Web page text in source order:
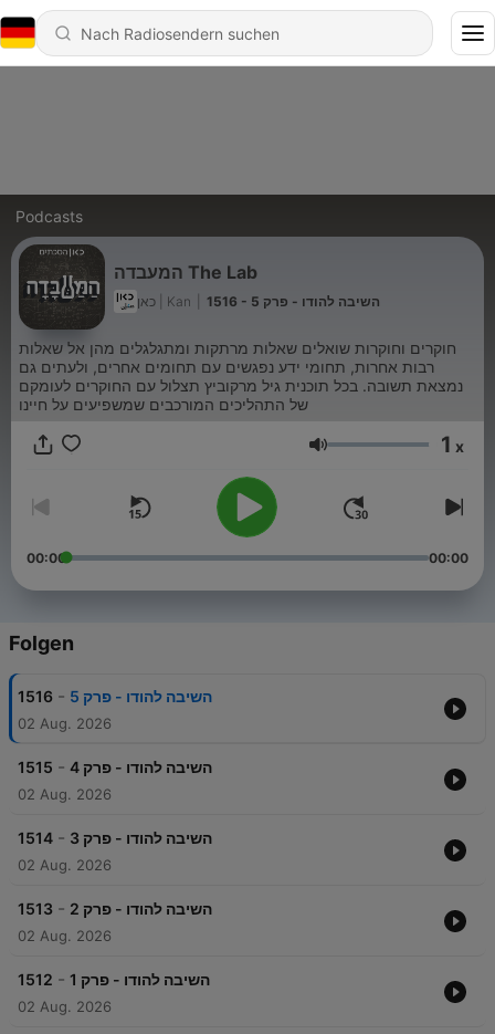
Podcasts
המעבדה The Lab
כאן | Kan 1516 - השיבה להודו - פרק 5
חוקרים וחוקרות שואלים שאלות מרתקות ומתגלגלים מהן אל שאלות
רבות אחרות, תחומי ידע נפגשים עם תחומים אחרים, ולעתים גם
נמצאת תשובה. בכל תוכנית גיל מרקוביץ תצלול עם החוקרים לעומקם
של התהליכים המורכבים שמשפיעים על חיינו
Lautstärke 1 x
00:00 00:00
Folgen
1516 - השיבה להודו - פרק 5
02 Aug. 2026
1515 - השיבה להודו - פרק 4
02 Aug. 2026
1514 - השיבה להודו - פרק 3
02 Aug. 2026
1513 - השיבה להודו - פרק 2
02 Aug. 2026
1512 - השיבה להודו - פרק 1
02 Aug. 2026